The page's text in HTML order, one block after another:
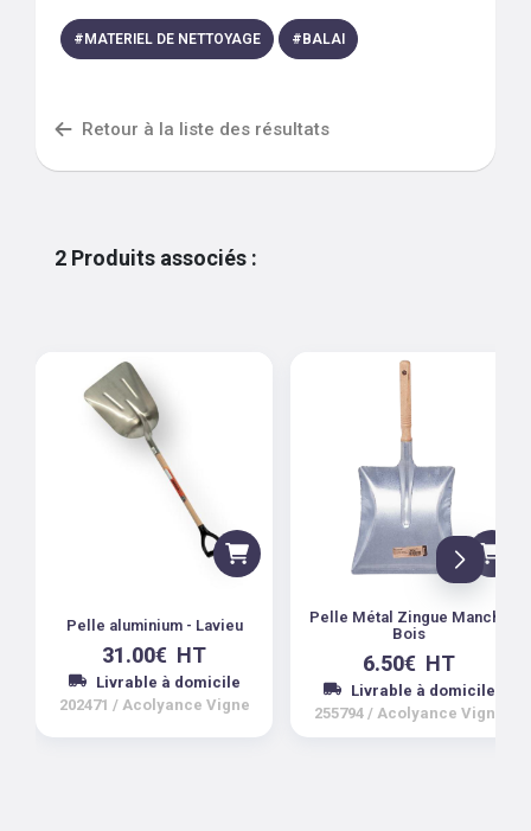
# MATERIEL DE NETTOYAGE # BALAI
Retour à la liste des résultats
2 Produits associés :
Pelle aluminium - Lavieu
31.00€ HT
Livrable à domicile
202471 / Acolyance Vigne
Pelle Métal Zingue Manche
Bois
6.50€ HT
Livrable à domicile
255794 / Acolyance Vigne